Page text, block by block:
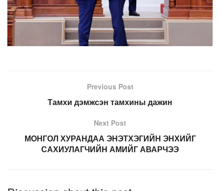
Previous Post
Тамхи дэмжсэн тамхины дажин
Next Post
МОНГОЛ ХУРАНДАА ЭНЭТХЭГИЙН ЭНХИЙГ
САХИУЛАГЧИЙН АМИЙГ АВАРЧЭЭ